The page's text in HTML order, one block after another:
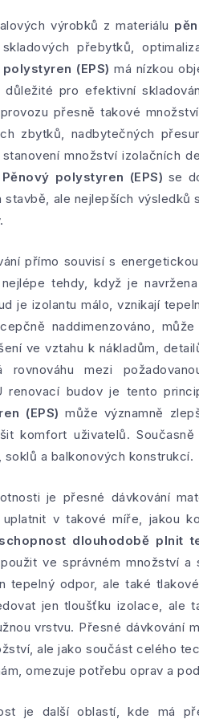
výrobků z materiálu
přebytků,
(EPS) má nízkou
pro efektivní
přesně takové
zbytků, nadbytečných
množství izolačních
Pěnový polystyren (EPS) se
stavbě, ale nejlepších
přímo souvisí s
tehdy, když je
je izolantu málo, vznikají
naddimenzováno,
ve vztahu k nákladům,
mezi
renovací budov je tento
(EPS) může významně
komfort uživatelů.
a balkonových konstrukcí.
je přesné dávkování
v takové míře, jakou
dlouhodobě plnit
ve správném množství
tepelný odpor, ale také
jen tloušťku izolace, ale
vrstvu. Přesné dávkování
ale jako součást celého
omezuje potřebu oprav a
je další oblastí, kde má